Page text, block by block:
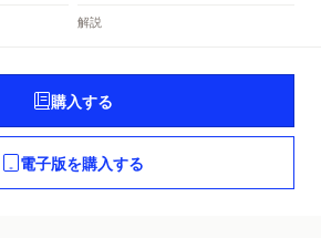
解説
購入する
電子版を購入する